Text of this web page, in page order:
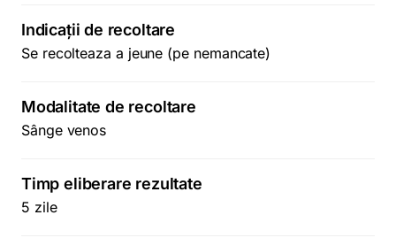
Indicații de recoltare
Se recolteaza a jeune (pe nemancate)
Modalitate de recoltare
Sânge venos
Timp eliberare rezultate
5 zile